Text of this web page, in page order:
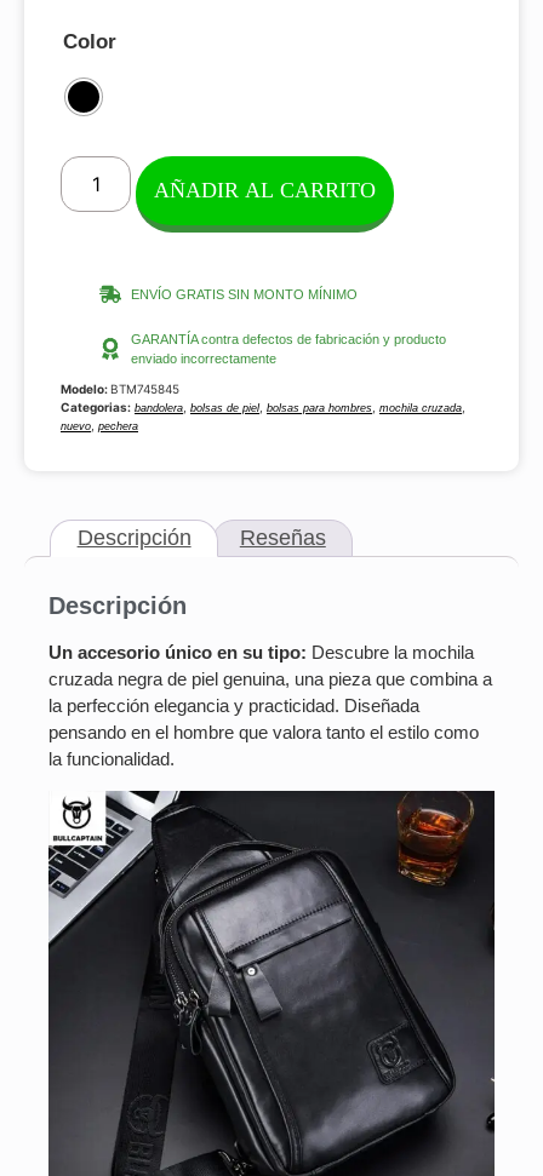
Color
AÑADIR AL CARRITO
ENVÍO GRATIS SIN MONTO MÍNIMO
GARANTÍA contra defectos de fabricación y producto
enviado incorrectamente
Modelo:BTM745845
Categorias: bandolera bolsas de piel, bolsas para hombres mochila cruzada
nuevo pechera
Descripción Reseñas
Descripción
Un accesorio único en su tipo: Descubre la mochila
cruzada negra de piel genuina, una pieza que combina a
la perfección elegancia y practicidad. Diseñada
pensando en el hombre que valora tanto el estilo como
la funcionalidad.